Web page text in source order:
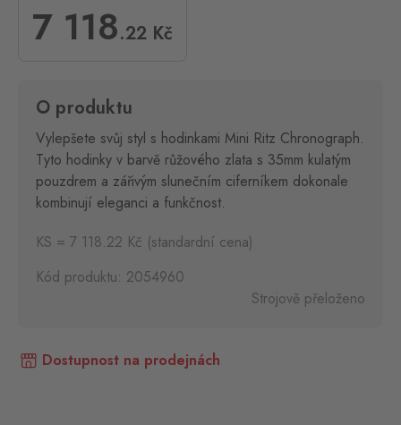
7 118.22 Kč
O produktu
Vylepšete svůj styl s hodinkami Mini Ritz Chronograph.
Tyto hodinky v barvě růžového zlata s 35mm kulatým
pouzdrem a zářivým slunečním ciferníkem dokonale
kombinují eleganci a funkčnost.
KS = 7 118.22 Kč (standardní cena)
Kód produktu: 2054960
Strojově přeloženo
Dostupnost na prodejnách